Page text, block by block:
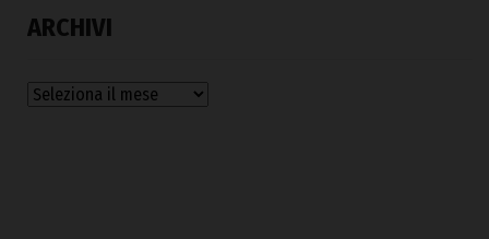
ARCHIVI
Archivi